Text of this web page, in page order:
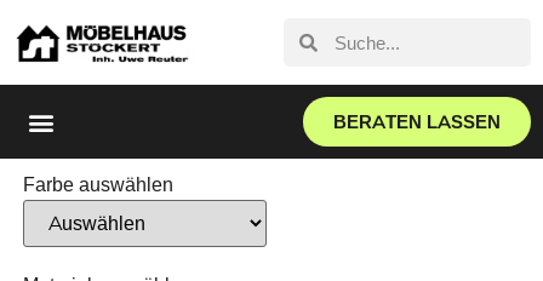
BERATEN LASSEN
Farbe auswählen